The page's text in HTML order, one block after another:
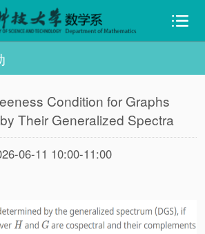
Condition for Graphs
Their Generalized Spectra
06-11 10:00-11:00